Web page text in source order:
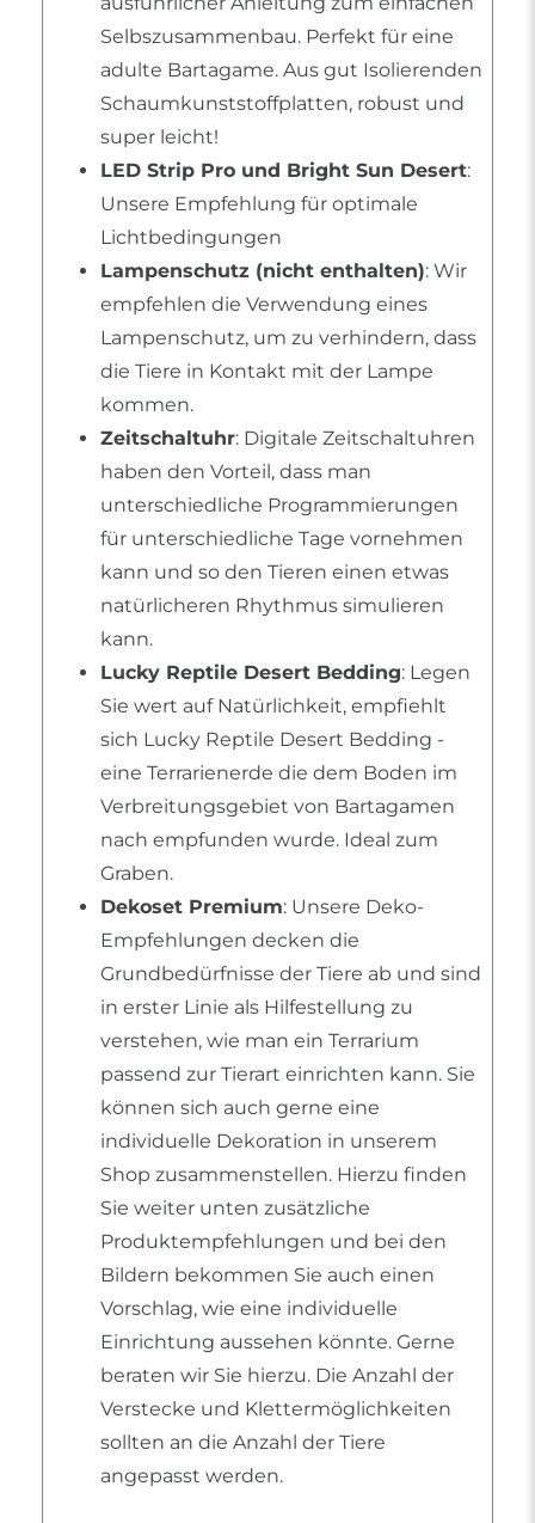
Selbszusammenbau. Perfekt für eine
adulte Bartagame. Aus gut Isolierenden
Schaumkunststoffplatten, robust und
super leicht!
LED Strip Pro und Bright Sun Desert:
Unsere Empfehlung für optimale
Lichtbedingungen
Lampenschutz (nicht enthalten): Wir
empfehlen die Verwendung eines
Lampenschutz, um zu verhindern, dass
die Tiere in Kontakt mit der Lampe
kommen.
Zeitschaltuhr: Digitale Zeitschaltuhren
haben den Vorteil, dass man
unterschiedliche Programmierungen
für unterschiedliche Tage vornehmen
kann und so den Tieren einen etwas
natürlicheren Rhythmus simulieren
kann.
Lucky Reptile Desert Bedding: Legen
Sie wert auf Natürlichkeit, empfiehlt
sich Lucky Reptile Desert Bedding -
eine Terrarienerde die dem Boden im
Verbreitungsgebiet von Bartagamen
nach empfunden wurde. Ideal zum
Graben.
Dekoset Premium: Unsere Deko-
Empfehlungen decken die
Grundbedürfnisse der Tiere ab und sind
in erster Linie als Hilfestellung zu
verstehen, wie man ein Terrarium
passend zur Tierart einrichten kann. Sie
können sich auch gerne eine
individuelle Dekoration in unserem
Shop zusammenstellen. Hierzu finden
Sie weiter unten zusätzliche
Produktempfehlungen und bei den
Bildern bekommen Sie auch einen
Vorschlag, wie eine individuelle
Einrichtung aussehen könnte. Gerne
beraten wir Sie hierzu. Die Anzahl der
Verstecke und Klettermöglichkeiten
sollten an die Anzahl der Tiere
angepasst werden.